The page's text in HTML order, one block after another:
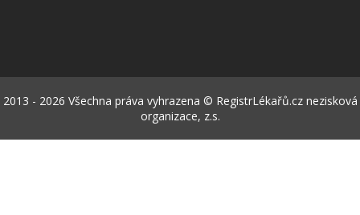
2013 - 2026 Všechna práva vyhrazena © RegistrLékařů.cz nezisková
organizace, z.s.